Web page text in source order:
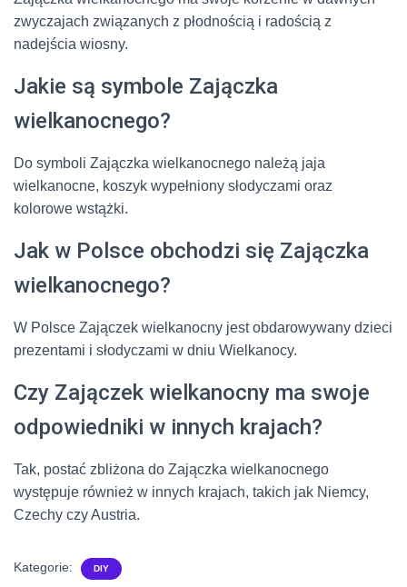
zwyczajach związanych z płodnością i radością z
nadejścia wiosny.
Jakie są symbole Zajączka
wielkanocnego?
Do symboli Zajączka wielkanocnego należą jaja
wielkanocne, koszyk wypełniony słodyczami oraz
kolorowe wstążki.
Jak w Polsce obchodzi się Zajączka
wielkanocnego?
W Polsce Zajączek wielkanocny jest obdarowywany dzieci
prezentami i słodyczami w dniu Wielkanocy.
Czy Zajączek wielkanocny ma swoje
odpowiedniki w innych krajach?
Tak, postać zbliżona do Zajączka wielkanocnego
występuje również w innych krajach, takich jak Niemcy,
Czechy czy Austria.
Kategorie: DIY